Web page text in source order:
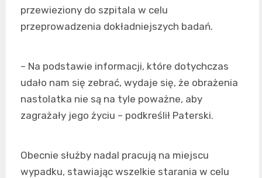
przewieziony do szpitala w celu
przeprowadzenia dokładniejszych badań.
– Na podstawie informacji, które dotychczas
udało nam się zebrać, wydaje się, że obrażenia
nastolatka nie są na tyle poważne, aby
zagrażały jego życiu – podkreślił Paterski.
Obecnie służby nadal pracują na miejscu
wypadku, stawiając wszelkie starania w celu